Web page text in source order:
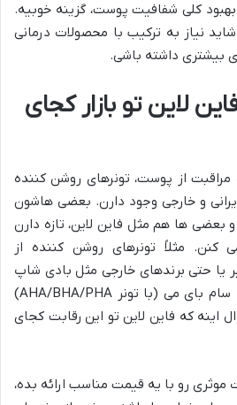
کلی شفافیت پوست، گزینه خوبیه.
نیاز به ترکیب با محصولات درمانی
بیشتری داشته باشی.
لاین تو بازار کجای
مراقبت از پوست، تونرهای روشن کننده
و خارجی وجود دارن. بعضی هاشون
ها هم مثل فاین لاین، تازه دارن
مثلاً تونرهای روشن کننده از
یا حتی برندهای خارجی مثل بادی شاپ
(با تونرهای ویتامین C) یا سام بای می (با تونر AHA/BHA/PHA)
اینه که فاین لاین تو این رقابت کجای
موثری رو با یه قیمت مناسب ارائه بده،